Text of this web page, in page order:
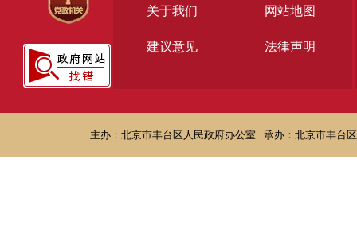
关于我们 网站地图
建议意见 法律声明
主办：北京市丰台区人民政府办公室 承办：北京市丰台